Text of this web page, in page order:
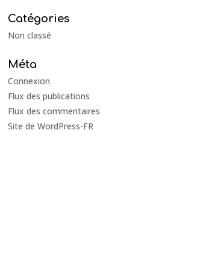
Catégories
Non classé
Méta
Connexion
Flux des publications
Flux des commentaires
Site de WordPress-FR